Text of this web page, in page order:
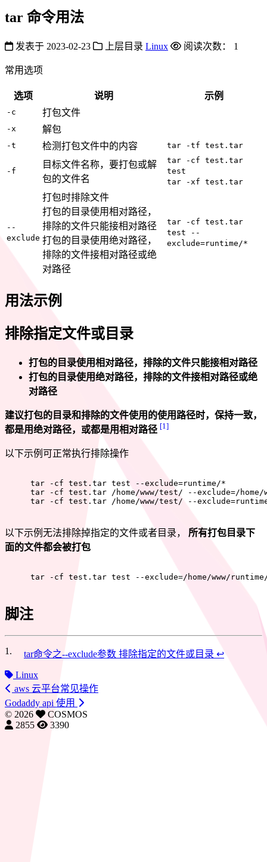
tar 命令用法
发表于 2023-02-23 上层目录 Linux 阅读次数： 1
常用选项
选项 说明 示例
-c 打包文件
-x 解包
-t 检测打包文件中的内容 tar -tf test.tar
-f
目标文件名称，要打包或解
包的文件名
tar -cf test.tar
test
tar -xf test.tar
--
exclude
打包时排除文件
打包的目录使用相对路径，
排除的文件只能接相对路径
打包的目录使用绝对路径，
排除的文件接相对路径或绝
对路径
tar -cf test.tar
test --
exclude=runtime/*
用法示例
排除指定文件或目录
打包的目录使用相对路径，排除的文件只能接相对路径
打包的目录使用绝对路径，排除的文件接相对路径或绝
对路径
建议打包的目录和排除的文件使用的使用路径时，保持一致，
都是用绝对路径，或都是用相对路径 [1]
以下示例可正常执行排除操作
tar -cf test.tar test --exclude=runtime/*
tar -cf test.tar /home/www/test/ --exclude=/home/
tar -cf test.tar /home/www/test/ --
以下示例无法排除掉指定的文件或者目录， 所有打包目录下
面的文件都会被打包
tar -cf test.tar test --exclude=/home/www/
脚注
1. tar命令之--exclude参数 排除指定的文件或目录 ↩
Linux
aws 云平台常见操作
Godaddy api 使用
© 2026
COSMOS
2855
3390